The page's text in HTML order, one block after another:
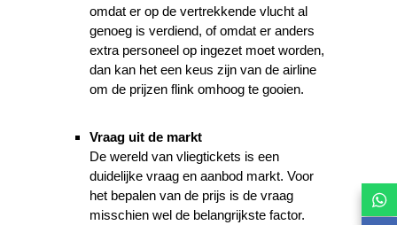
omdat er op de vertrekkende vlucht al
genoeg is verdiend, of omdat er anders
extra personeel op ingezet moet worden,
dan kan het een keus zijn van de airline
om de prijzen flink omhoog te gooien.
Vraag uit de markt
De wereld van vliegtickets is een
duidelijke vraag en aanbod markt. Voor
het bepalen van de prijs is de vraag
misschien wel de belangrijkste factor.